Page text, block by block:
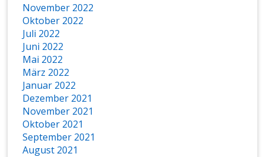
November 2022
Oktober 2022
Juli 2022
Juni 2022
Mai 2022
März 2022
Januar 2022
Dezember 2021
November 2021
Oktober 2021
September 2021
August 2021